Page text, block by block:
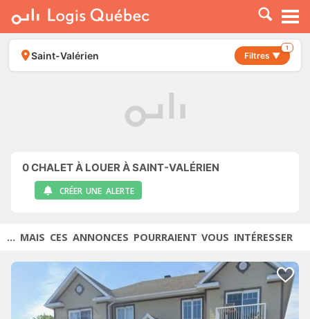
À LOUER
À VENDRE
PLACER UNE ANNONCE
Saint-Valérien Filtres ▼
1
0CHALET À LOUER À SAINT-VALÉRIEN
CRÉER UNE ALERTE
... MAIS CES ANNONCES POURRAIENT VOUS INTÉRESSER